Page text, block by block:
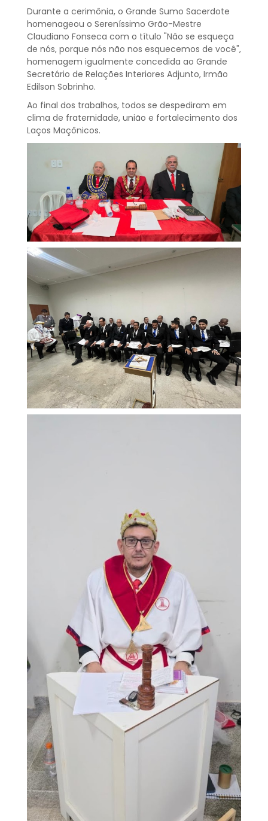
Durante a cerimônia, o Grande Sumo Sacerdote
homenageou o Sereníssimo Grão-Mestre
Claudiano Fonseca com o título "Não se esqueça
de nós, porque nós não nos esquecemos de você",
homenagem igualmente concedida ao Grande
Secretário de Relações Interiores Adjunto, Irmão
Edilson Sobrinho.
Ao final dos trabalhos, todos se despediram em
clima de fraternidade, união e fortalecimento dos
Laços Maçônicos.